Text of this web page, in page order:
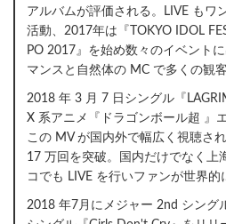
アルバムが評価される。LIVE もワ
活動、2017年は『TOKYO IDOL
PO 2017』を始め数々のイベント
マンスと自然体の MC で多くの観
2018 年 3 月 7 日シングル『
X 系アニメ『ドラゴンボール超 』
この MV が国内外で幅広く視聴さ
17 万回を突破。国内だけでなく上
コでも LIVE を行いファンが世界的
2018 年7月にメジャー 2nd シング